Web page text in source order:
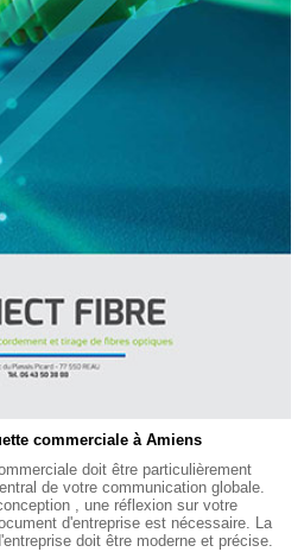
commerciale à Amiens
doit être particulièrement
de votre communication globale.
, une réflexion sur votre
d'entreprise est nécessaire. La
doit être moderne et précise.